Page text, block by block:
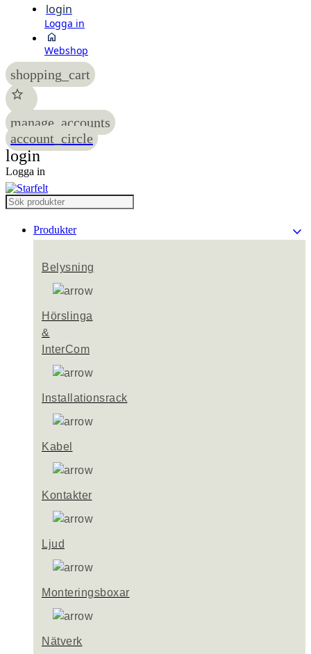
login
Logga in
home
Webshop
shopping_cart
star
manage_accounts
account_circle
login
Logga in
Produkter keyboard_arrow_down
Belysning
Hörslinga
&
InterCom
Installationsrack
Kabel
Kontakter
Ljud
Monteringsboxar
Nätverk